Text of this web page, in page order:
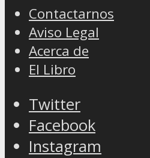
Contactarnos
Aviso Legal
Acerca de
El Libro
Twitter
Facebook
Instagram